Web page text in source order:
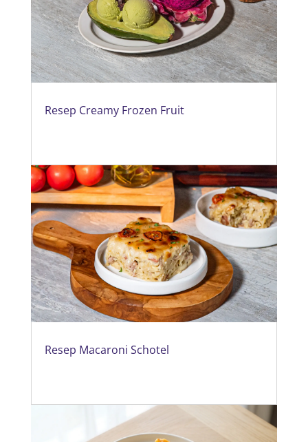
Resep Creamy Frozen Fruit
Resep Macaroni Schotel